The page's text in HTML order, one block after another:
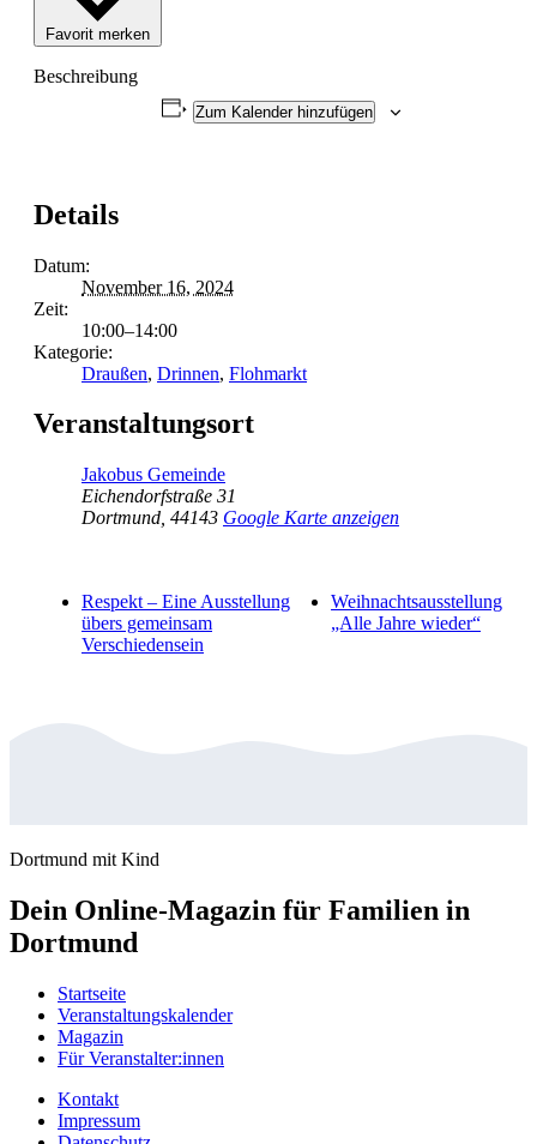
Favorit merken
Beschreibung
Zum Kalender hinzufügen
Details
Datum:
November 16, 2024
Zeit:
10:00–14:00
Kategorie:
Draußen, Drinnen, Flohmarkt
Veranstaltungsort
Jakobus Gemeinde
Eichendorfstraße 31
Dortmund 44143 Google Karte anzeigen
Respekt – Eine Ausstellung
übers gemeinsam
Verschiedensein
Weihnachtsausstellung
„Alle Jahre wieder“
Dortmund mit Kind
Dein Online-Magazin für Familien in
Dortmund
Startseite
Veranstaltungskalender
Magazin
Für Veranstalter:innen
Kontakt
Impressum